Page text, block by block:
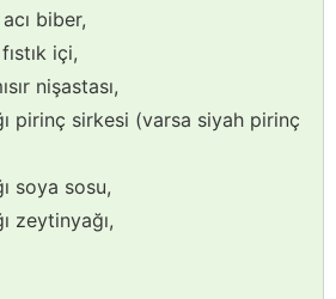
biber,
içi,
nişastası,
pirinç sirkesi (varsa siyah pirinç
soya sosu,
zeytinyağı,